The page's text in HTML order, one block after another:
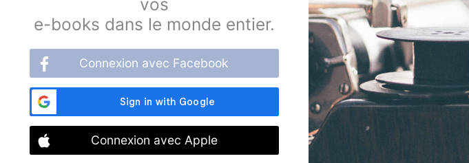
vos
e-books dans le monde entier.
Connexion avec Facebook
Connexion avec Apple